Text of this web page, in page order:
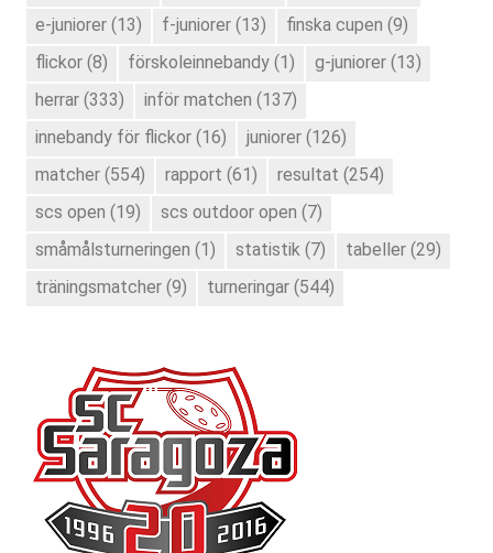
e-juniorer (13) f-juniorer (13) finska cupen (9)
flickor (8) förskoleinnebandy (1) g-juniorer (13)
herrar (333) inför matchen (137)
innebandy för flickor (16) juniorer (126)
matcher (554) rapport (61) resultat (254)
scs open (19) scs outdoor open (7)
småmålsturneringen (1) statistik (7) tabeller (29)
träningsmatcher (9) turneringar (544)